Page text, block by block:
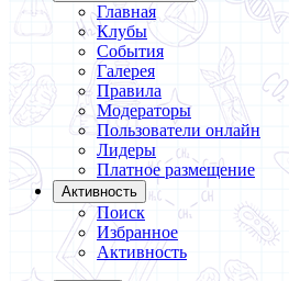
Главная
Клубы
События
Галерея
Правила
Модераторы
Пользователи онлайн
Лидеры
Платное размещение
Активность
Поиск
Избранное
Активность